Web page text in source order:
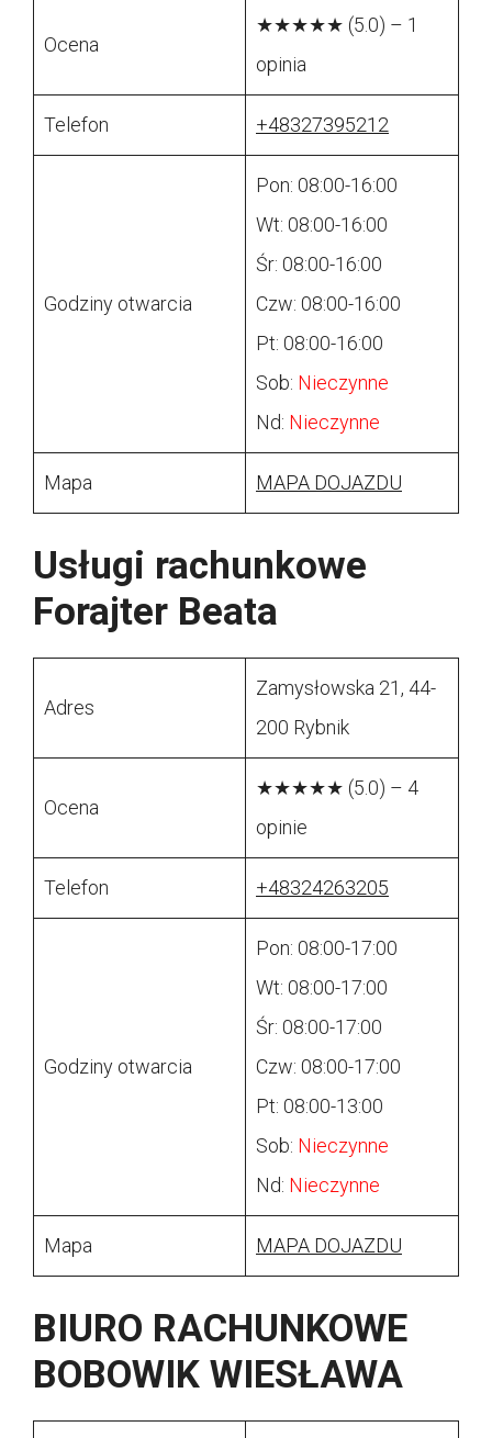
Ocena
★★★★★ (5.0) – 1
opinia
Telefon +48327395212
Godziny otwarcia
Pon: 08:00-16:00
Wt: 08:00-16:00
Śr: 08:00-16:00
Czw: 08:00-16:00
Pt: 08:00-16:00
Sob: Nieczynne
Nd: Nieczynne
Mapa MAPA DOJAZDU
Usługi rachunkowe
Forajter Beata
Adres
Zamysłowska 21, 44-
200 Rybnik
Ocena
★★★★★ (5.0) – 4
opinie
Telefon +48324263205
Godziny otwarcia
Pon: 08:00-17:00
Wt: 08:00-17:00
Śr: 08:00-17:00
Czw: 08:00-17:00
Pt: 08:00-13:00
Sob: Nieczynne
Nd: Nieczynne
Mapa MAPA DOJAZDU
BIURO RACHUNKOWE
BOBOWIK WIESŁAWA